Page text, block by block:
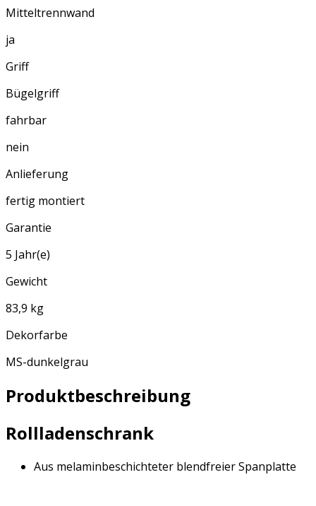
Mitteltrennwand
ja
Griff
Bügelgriff
fahrbar
nein
Anlieferung
fertig montiert
Garantie
5 Jahr(e)
Gewicht
83,9 kg
Dekorfarbe
MS-dunkelgrau
Produktbeschreibung
Rollladenschrank
Aus melaminbeschichteter blendfreier Spanplatte